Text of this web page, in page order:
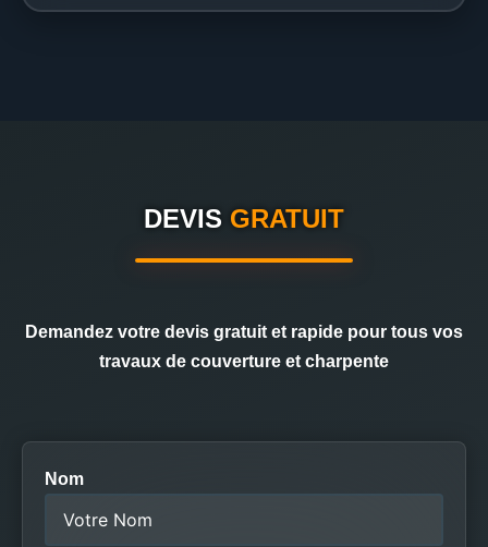
DEVIS GRATUIT
Demandez votre devis gratuit et rapide pour tous vos
travaux de couverture et charpente
Nom